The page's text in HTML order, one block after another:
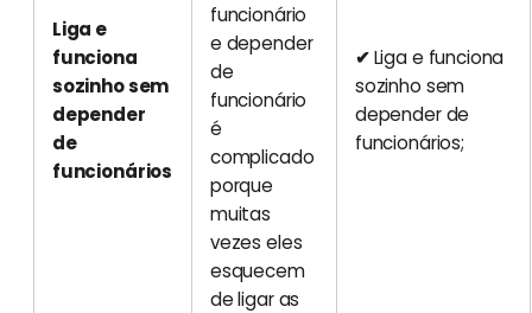
Liga e
funciona
sozinho sem
depender
de
funcionários
funcionário
e depender
de
funcionário
é
complicado
porque
muitas
vezes eles
esquecem
de ligar as
✔Liga e funciona
sozinho sem
depender de
funcionários;